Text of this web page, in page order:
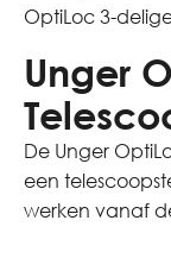
OptiLoc 3-
Unger
De Unger
een
werken vanaf